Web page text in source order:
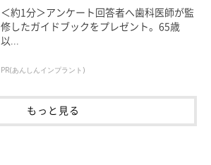
＜約1分＞アンケート回答者へ歯科医師が監
修したガイドブックをプレゼント。65歳
以...
PR(あんしんインプラント)
もっと見る